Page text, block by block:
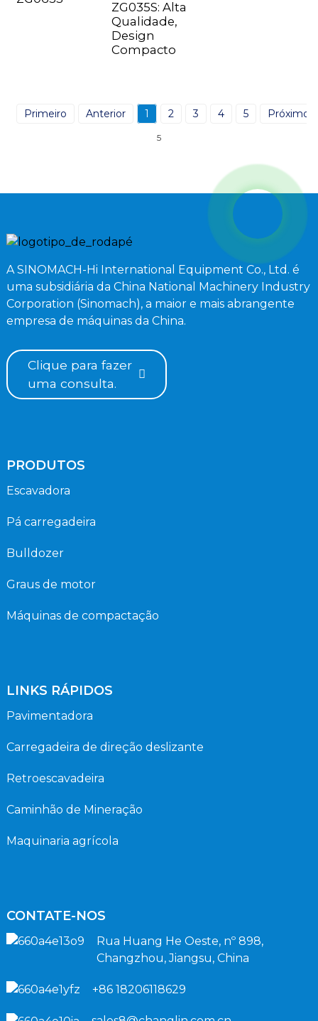
ZG035S: Alta
Qualidade,
Design
Compacto
Primeiro Anterior 1 2 3 4 5 Próximo
5
A SINOMACH-Hi International Equipment Co., Ltd. é
uma subsidiária da China National Machinery Industry
Corporation (Sinomach), a maior e mais abrangente
empresa de máquinas da China.
Clique para fazer
uma consulta.
PRODUTOS
Escavadora
Pá carregadeira
Bulldozer
Graus de motor
Máquinas de compactação
LINKS RÁPIDOS
Pavimentadora
Carregadeira de direção deslizante
Retroescavadeira
Caminhão de Mineração
Maquinaria agrícola
CONTATE-NOS
Rua Huang He Oeste, nº 898,
Changzhou, Jiangsu, China
+86 18206118629